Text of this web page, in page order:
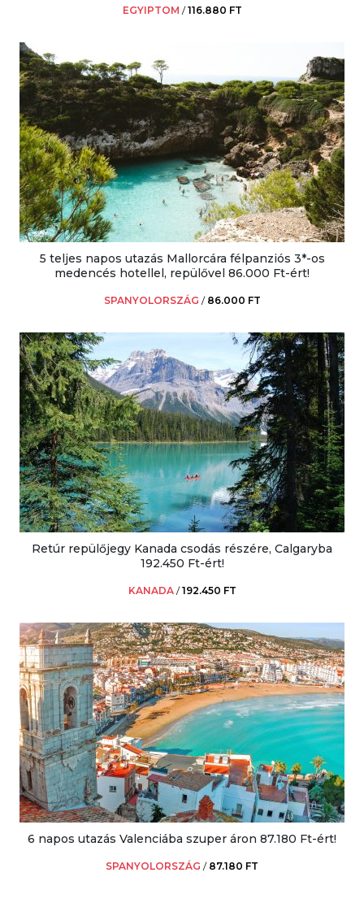
EGYIPTOM /116.880 FT
5 teljes napos utazás Mallorcára félpanziós 3*-os
medencés hotellel, repülővel 86.000 Ft-ért!
SPANYOLORSZÁG / 86.000 FT
Retúr repülőjegy Kanada csodás részére, Calgaryba
192.450 Ft-ért!
KANADA /192.450 FT
6 napos utazás Valenciába szuper áron 87.180 Ft-ért!
SPANYOLORSZÁG / 87.180 FT